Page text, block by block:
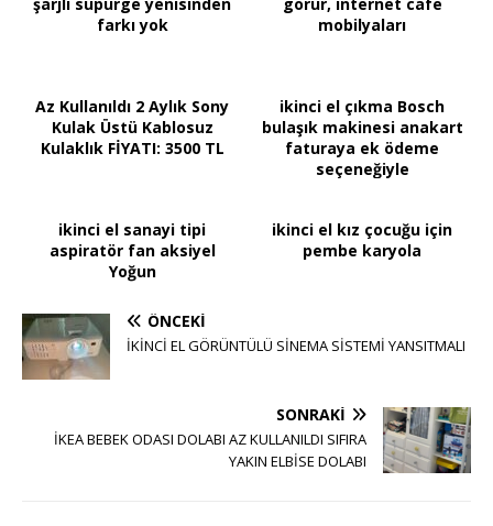
farkı yok
mobilyaları
Az Kullanıldı 2 Aylık Sony
Kulak Üstü Kablosuz
Kulaklık FİYATI: 3500 TL
ikinci el çıkma Bosch
bulaşık makinesi anakart
faturaya ek ödeme
seçeneğiyle
ikinci el sanayi tipi
aspiratör fan aksiyel
Yoğun
ikinci el kız çocuğu için
pembe karyola
ÖNCEKI
İKİNCİ EL GÖRÜNTÜLÜ SİNEMA SİSTEMİ YANSITMALI
SONRAKI
İKEA BEBEK ODASI DOLABI AZ KULLANILDI SIFIRA
YAKIN ELBİSE DOLABI